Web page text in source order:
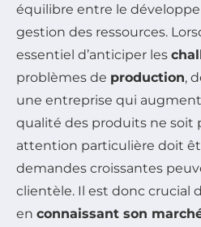
équilibre entre le
gestion des ressources.
essentiel d’anticiper les
problèmes de production,
une entreprise qui
qualité des produits ne soit
attention particulière doit
demandes croissantes
clientèle. Il est donc crucial
en connaissant son